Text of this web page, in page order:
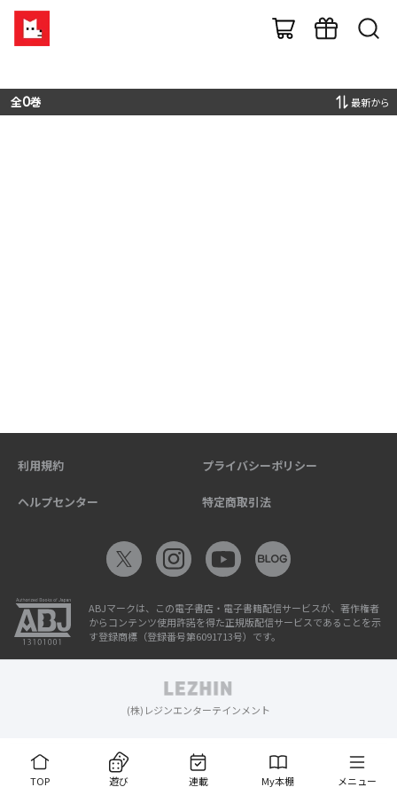
全0巻 最新から
TOP 遊び 連載 My本棚 メニュー
利用規約 プライバシーポリシー
ヘルプセンター 特定商取引法
ABJマークは、この電子書店・電子書籍配信サービスが、著作権者
からコンテンツ使用許諾を得た正規版配信サービスであることを示
す登録商標（登録番号第6091713号）です。
(株)レジンエンターテインメント